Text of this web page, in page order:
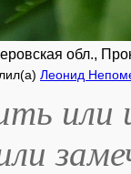
обл.,
Леонид
или